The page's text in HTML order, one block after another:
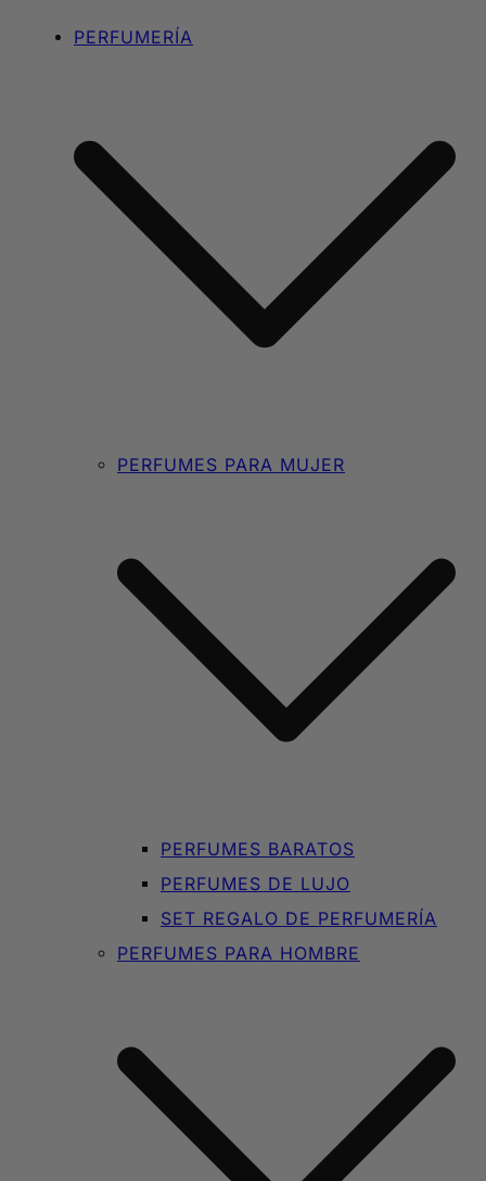
PERFUMERÍA
PERFUMES PARA MUJER
PERFUMES BARATOS
PERFUMES DE LUJO
SET REGALO DE PERFUMERÍA
PERFUMES PARA HOMBRE